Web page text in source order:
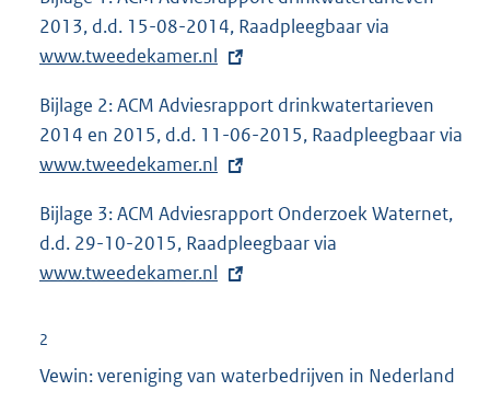
2013, d.d. 15-08-2014, Raadpleegbaar via
e
r
www.tweedekamer.nl
Bijlage 2: ACM Adviesrapport drinkwatertarieven
2014 en 2015, d.d. 11-06-2015, Raadpleegbaar via
www.tweedekamer.nl
Bijlage 3: ACM Adviesrapport Onderzoek Waternet,
d.d. 29-10-2015, Raadpleegbaar via
www.tweedekamer.nl
2
Vewin: vereniging van waterbedrijven in Nederland